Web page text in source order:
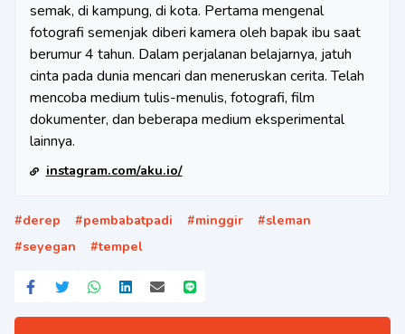
semak, di kampung, di kota. Pertama mengenal
fotografi semenjak diberi kamera oleh bapak ibu saat
berumur 4 tahun. Dalam perjalanan belajarnya, jatuh
cinta pada dunia mencari dan meneruskan cerita. Telah
mencoba medium tulis-menulis, fotografi, film
dokumenter, dan beberapa medium eksperimental
lainnya.
instagram.com/aku.io/
#derep #pembabatpadi #minggir #sleman
#seyegan #tempel